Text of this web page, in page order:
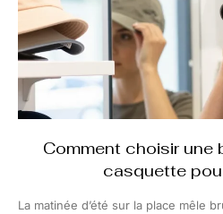
Comment choisir une
casquette
La matinée d’été sur la place mêle